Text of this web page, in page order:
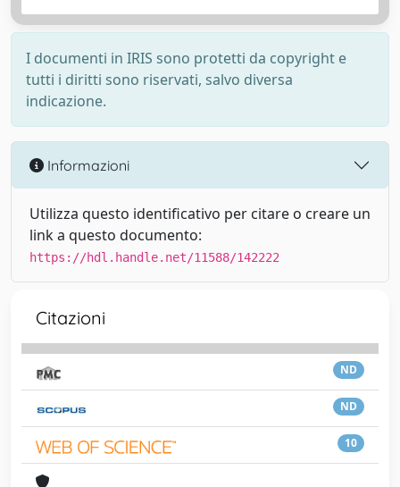
I documenti in IRIS sono protetti da copyright e
tutti i diritti sono riservati, salvo diversa
indicazione.
Informazioni
Utilizza questo identificativo per citare o creare un
link a questo documento:
https://hdl.handle.net/11588/142222
Citazioni
ND
ND
10